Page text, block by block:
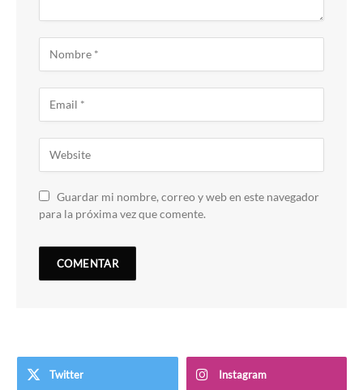
Guardar mi nombre, correo y web en este navegador
para la próxima vez que comente.
Twitter Instagram